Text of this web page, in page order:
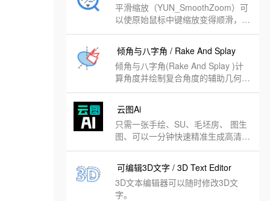
平滑缩放（YUN_SmoothZoom）可
以使原始鼠标中键缩放变得顺滑，不
倾角与八字角 / Rake And Splay
倾角与八字角(Rake And Splay )计
算角度并绘制复合角度的辅助几何图
云图Ai
只需一张手绘、SU、毛坯房、 图生
图、可以一分钟快速精准生成高清效
可编辑3D文字 / 3D Text Editor
3D文本编辑器可以随时修改3D文
字。